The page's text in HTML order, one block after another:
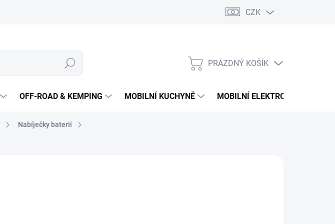
CZK
Hledat
NÁKUPNÍ
PRÁZDNÝ KOŠÍK
OFF-ROAD & KEMPING MOBILNÍ KUCHYNĚ MOBILNÍ ELEKTRONIKA
Nabíječky baterií